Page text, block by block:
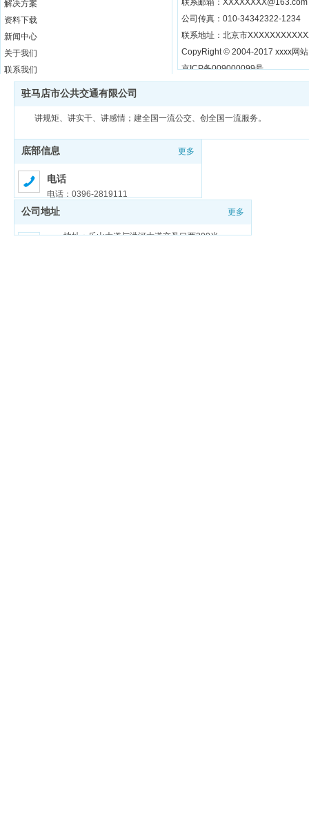
联系邮箱：XXXXXXXX@163.com
公司传真：010-34342322-1234
联系地址：北京市
CopyRight © 2004-2017 xxxx网
京ICP备009000099号
解决方案
资料下载
新闻中心
关于我们
联系我们
驻马店市公共交通有限公司
讲规矩、讲实干、讲感情；建全国一流公交、创全国一流服务。
底部信息 更多
电话
电话：0396-2819111
邮箱
邮箱：zmdgongjiao@sina.com
公司地址 更多
地址：乐山大道与洪河大道交叉口西200米